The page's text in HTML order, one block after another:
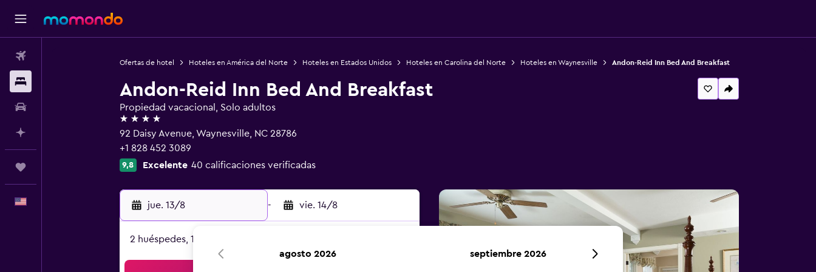
Ofertas de hotel Hoteles en América del Norte Hoteles en Estados Unidos Hoteles en Carolina del Norte Hoteles en Waynesville Andon-Reid Inn Bed And Breakfast
Andon-Reid Inn Bed And Breakfast
Propiedad vacacional, Solo adultos
4 estrellas
92 Daisy Avenue, Waynesville, NC 28786
+1 828 452 3089
9,8 Excelente 40 calificaciones verificadas
jue. 13/8 - vie. 14/8
2 huéspedes, 1 habitación
agosto 2026 septiembre 2026